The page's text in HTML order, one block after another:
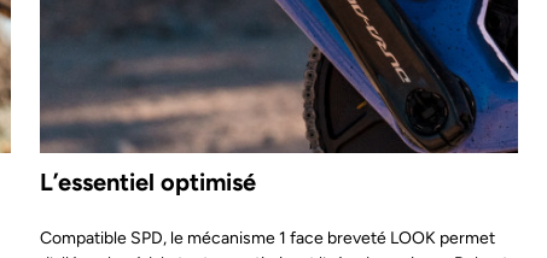
L’essentiel optimisé
Compatible SPD, le mécanisme 1 face breveté LOOK permet